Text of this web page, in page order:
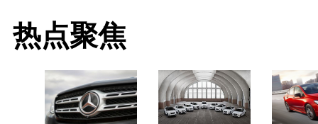
热点聚焦